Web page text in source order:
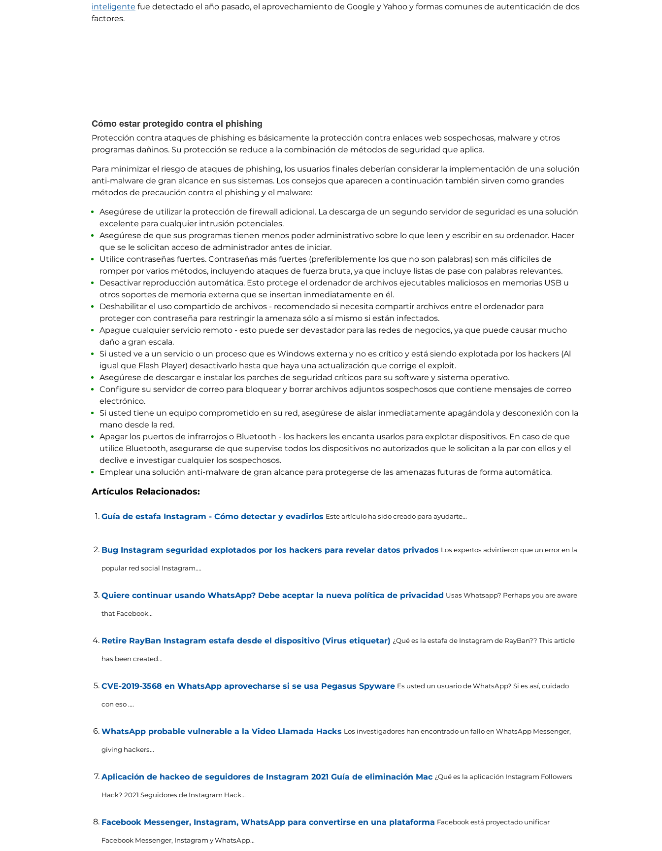
inteligente fue detectado el año pasado, el aprovechamiento de Google y Yahoo y formas comunes de autenticación de dos
factores.
Cómo estar protegido contra el phishing
Protección contra ataques de phishing es básicamente la protección contra enlaces web sospechosas, malware y otros
programas dañinos. Su protección se reduce a la combinación de métodos de seguridad que aplica.
Para minimizar el riesgo de ataques de phishing, los usuarios finales deberían considerar la implementación de una solución
anti-malware de gran alcance en sus sistemas. Los consejos que aparecen a continuación también sirven como grandes
métodos de precaución contra el phishing y el malware:
Asegúrese de utilizar la protección de firewall adicional. La descarga de un segundo servidor de seguridad es una solución
excelente para cualquier intrusión potenciales.
Asegúrese de que sus programas tienen menos poder administrativo sobre lo que leen y escribir en su ordenador. Hacer
que se le solicitan acceso de administrador antes de iniciar.
Utilice contraseñas fuertes. Contraseñas más fuertes (preferiblemente los que no son palabras) son más difíciles de
romper por varios métodos, incluyendo ataques de fuerza bruta, ya que incluye listas de pase con palabras relevantes.
Desactivar reproducción automática. Esto protege el ordenador de archivos ejecutables maliciosos en memorias USB u
otros soportes de memoria externa que se insertan inmediatamente en él.
Deshabilitar el uso compartido de archivos - recomendado si necesita compartir archivos entre el ordenador para
proteger con contraseña para restringir la amenaza sólo a sí mismo si están infectados.
Apague cualquier servicio remoto - esto puede ser devastador para las redes de negocios, ya que puede causar mucho
daño a gran escala.
Si usted ve a un servicio o un proceso que es Windows externa y no es crítico y está siendo explotada por los hackers (Al
igual que Flash Player) desactivarlo hasta que haya una actualización que corrige el exploit.
Asegúrese de descargar e instalar los parches de seguridad críticos para su software y sistema operativo.
Configure su servidor de correo para bloquear y borrar archivos adjuntos sospechosos que contiene mensajes de correo
electrónico.
Si usted tiene un equipo comprometido en su red, asegúrese de aislar inmediatamente apagándola y desconexión con la
mano desde la red.
Apagar los puertos de infrarrojos o Bluetooth - los hackers les encanta usarlos para explotar dispositivos. En caso de que
utilice Bluetooth, asegurarse de que supervise todos los dispositivos no autorizados que le solicitan a la par con ellos y el
declive e investigar cualquier los sospechosos.
Emplear una solución anti-malware de gran alcance para protegerse de las amenazas futuras de forma automática.
Artículos Relacionados:
Guía de estafa Instagram - Cómo detectar y evadirlos Este artículo ha sido creado para ayudarte...
Bug Instagram seguridad explotados por los hackers para revelar datos privados Los expertos advirtieron que un error en la
popular red social Instagram....
Quiere continuar usando WhatsApp? Debe aceptar la nueva política de privacidad Usas Whatsapp? Perhaps you are aware
that Facebook...
Retire RayBan Instagram estafa desde el dispositivo (Virus etiquetar) ¿Qué es la estafa de Instagram de RayBan?? This article
has been created...
CVE-2019-3568 en WhatsApp aprovecharse si se usa Pegasus Spyware Es usted un usuario de WhatsApp? Si es así, cuidado
con eso ....
WhatsApp probable vulnerable a la Video Llamada Hacks Los investigadores han encontrado un fallo en WhatsApp Messenger,
giving hackers...
Aplicación de hackeo de seguidores de Instagram 2021 Guía de eliminación Mac ¿Qué es la aplicación Instagram Followers
Hack? 2021 Seguidores de Instagram Hack...
Facebook Messenger, Instagram, WhatsApp para convertirse en una plataforma Facebook está proyectado unificar
Facebook Messenger, Instagram y WhatsApp...